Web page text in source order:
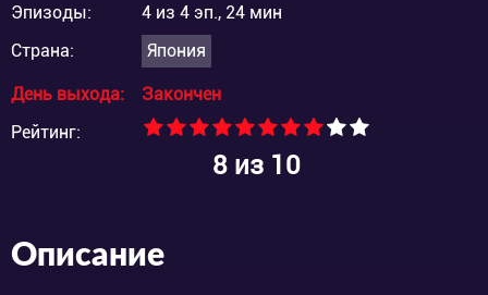
Эпизоды:
4 из 4 эп., 24 мин
Страна:
Япония
День выхода:
Закончен
Рейтинг:
8из 10
Описание